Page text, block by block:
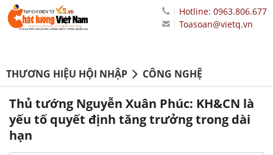
Hotline: 0963.806.677
Toasoan@vietq.vn
THƯƠNG HIỆU HỘI NHẬP CÔNG NGHỆ
Thủ tướng Nguyễn Xuân Phúc: KH&CN là
yếu tố quyết định tăng trưởng trong dài
hạn